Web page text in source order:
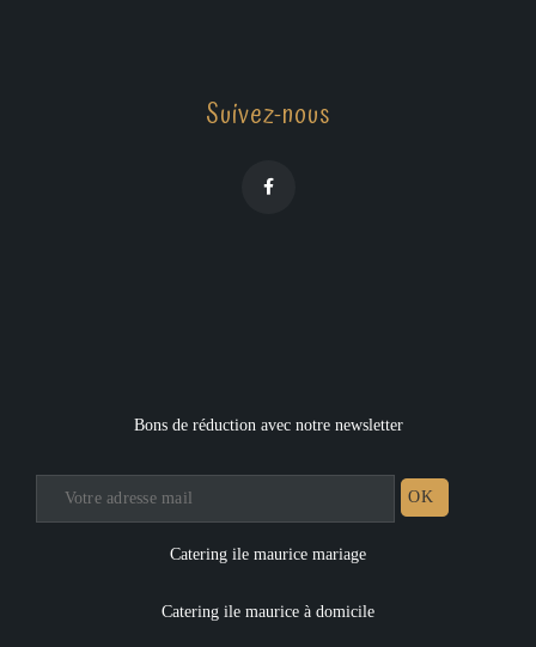
Suivez-nous
Bons de réduction avec notre newsletter
Catering ile maurice mariage
Catering ile maurice à domicile